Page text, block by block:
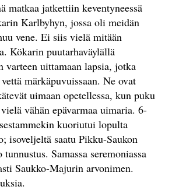
matkaa jatkettiin keventyneessä
Karlbyhyn, jossa oli meidän
vene. Ei siis vielä mitään
Kökarin puutarhaväylällä
varteen uittamaan lapsia, jotka
märkäpuvuissaan. Ne ovat
uimaan opetellessa, kun puku
vähän epävarmaa uimaria. 6-
kuoriutui lopulta
isoveljeltä saatu Pikku-Saukon
Samassa seremoniassa
Saukko-Majurin arvonimen.